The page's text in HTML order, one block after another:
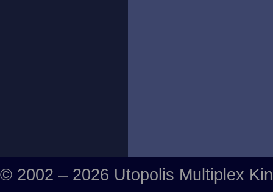
© 2002 – 2026 Utopolis Multiplex